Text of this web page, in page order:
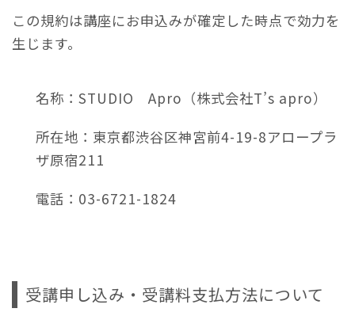
この規約は講座にお申込みが確定した時点で効力を
生じます。
名称：STUDIO Apro（株式会社T’s apro）
所在地：東京都渋谷区神宮前4-19-8アロープラ
ザ原宿211
電話：03-6721-1824
受講申し込み・受講料支払方法について